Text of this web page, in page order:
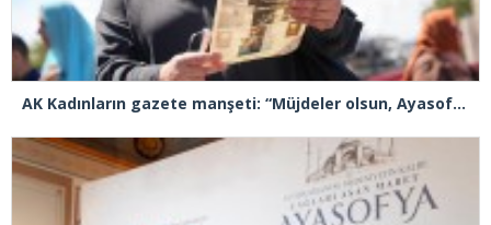
AK Kadınların gazete manşeti: “Müjdeler olsun, Ayasofya açıldı”